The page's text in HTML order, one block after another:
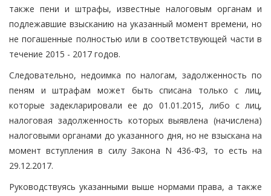
также пени и штрафы, известные налоговым органам и
подлежавшие взысканию на указанный момент времени, но
не погашенные полностью или в соответствующей части в
течение 2015 - 2017 годов.
Следовательно, недоимка по налогам, задолженность по
пеням и штрафам может быть списана только с лиц,
которые задекларировали ее до 01.01.2015, либо с лиц,
налоговая задолженность которых выявлена (начислена)
налоговыми органами до указанного дня, но не взыскана на
момент вступления в силу Закона N 436-ФЗ, то есть на
29.12.2017.
Руководствуясь указанными выше нормами права, а также